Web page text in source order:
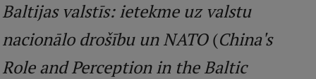
Uzņemšana
Baltijas valstīs: ietekme uz valstu
nacionālo drošību un NATO(China's
Role and Perception in the Baltic